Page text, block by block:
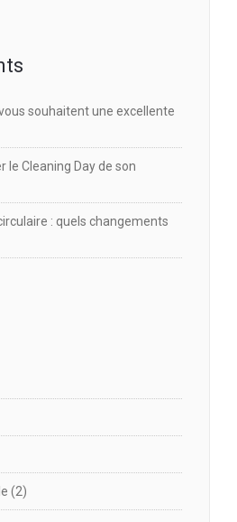
souhaitent une excellente
le Cleaning Day de son
: quels changements
(2)